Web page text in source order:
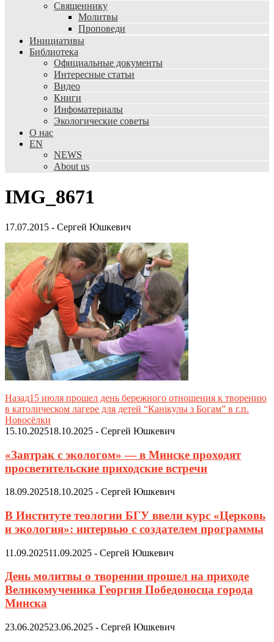
Священнику
Молитвы
Проповеди
Инициативы
Библиотека
Официальные документы
Интересные статьи
Видео
Книги
Инфоматериалы
Экологические советы
О нас
EN
NEWS
About us
IMG_8671
17.07.2015 - Сергей Юшкевич
Назад15 июля прошел день бережного отношения к творению
в католическом лагере для детей “Канікулы з Богам” в г.п.
Новосёлки
15.10.202518.10.2025 - Сергей Юшкевич
«Завтрак с экологом» — в Минске проходят
просветительские приходские встречи
18.09.202518.10.2025 - Сергей Юшкевич
В Институте теологии БГУ ввели курс «Церковь
и экология»: интервью с создателем программы
11.09.202511.09.2025 - Сергей Юшкевич
День молитвы о творении прошел на приходе
Великомученика Георгия Победоносца города
Минска
23.06.202523.06.2025 - Сергей Юшкевич